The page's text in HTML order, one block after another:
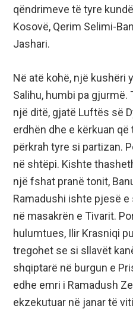
qëndrimeve të tyre
Kosovë, Qerim Selimi-
Jashari.
Në atë kohë, një kushëri
Salihu, humbi pa
një ditë, gjatë Luftës së
erdhën dhe e kërkuan
përkrah tyre si partizan.
në shtëpi. Kishte
një fshat pranë tonit,
Ramadushi ishte pjesë
në masakrën e Tivarit.
hulumtues, Ilir Krasniqi
tregohet se si sllavët
shqiptarë në burgun e
edhe emri i Ramadush
ekzekutuar në janar të